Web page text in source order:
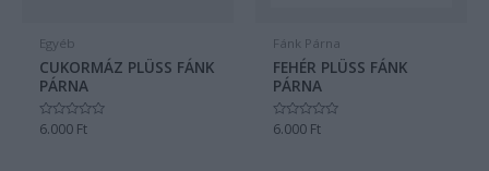
Egyéb
CUKORMÁZ PLÜSS FÁNK
PÁRNA
Értékelés:
6.000 Ft
Fánk Párna
FEHÉR PLÜSS FÁNK
PÁRNA
Értékelés:
6.000 Ft